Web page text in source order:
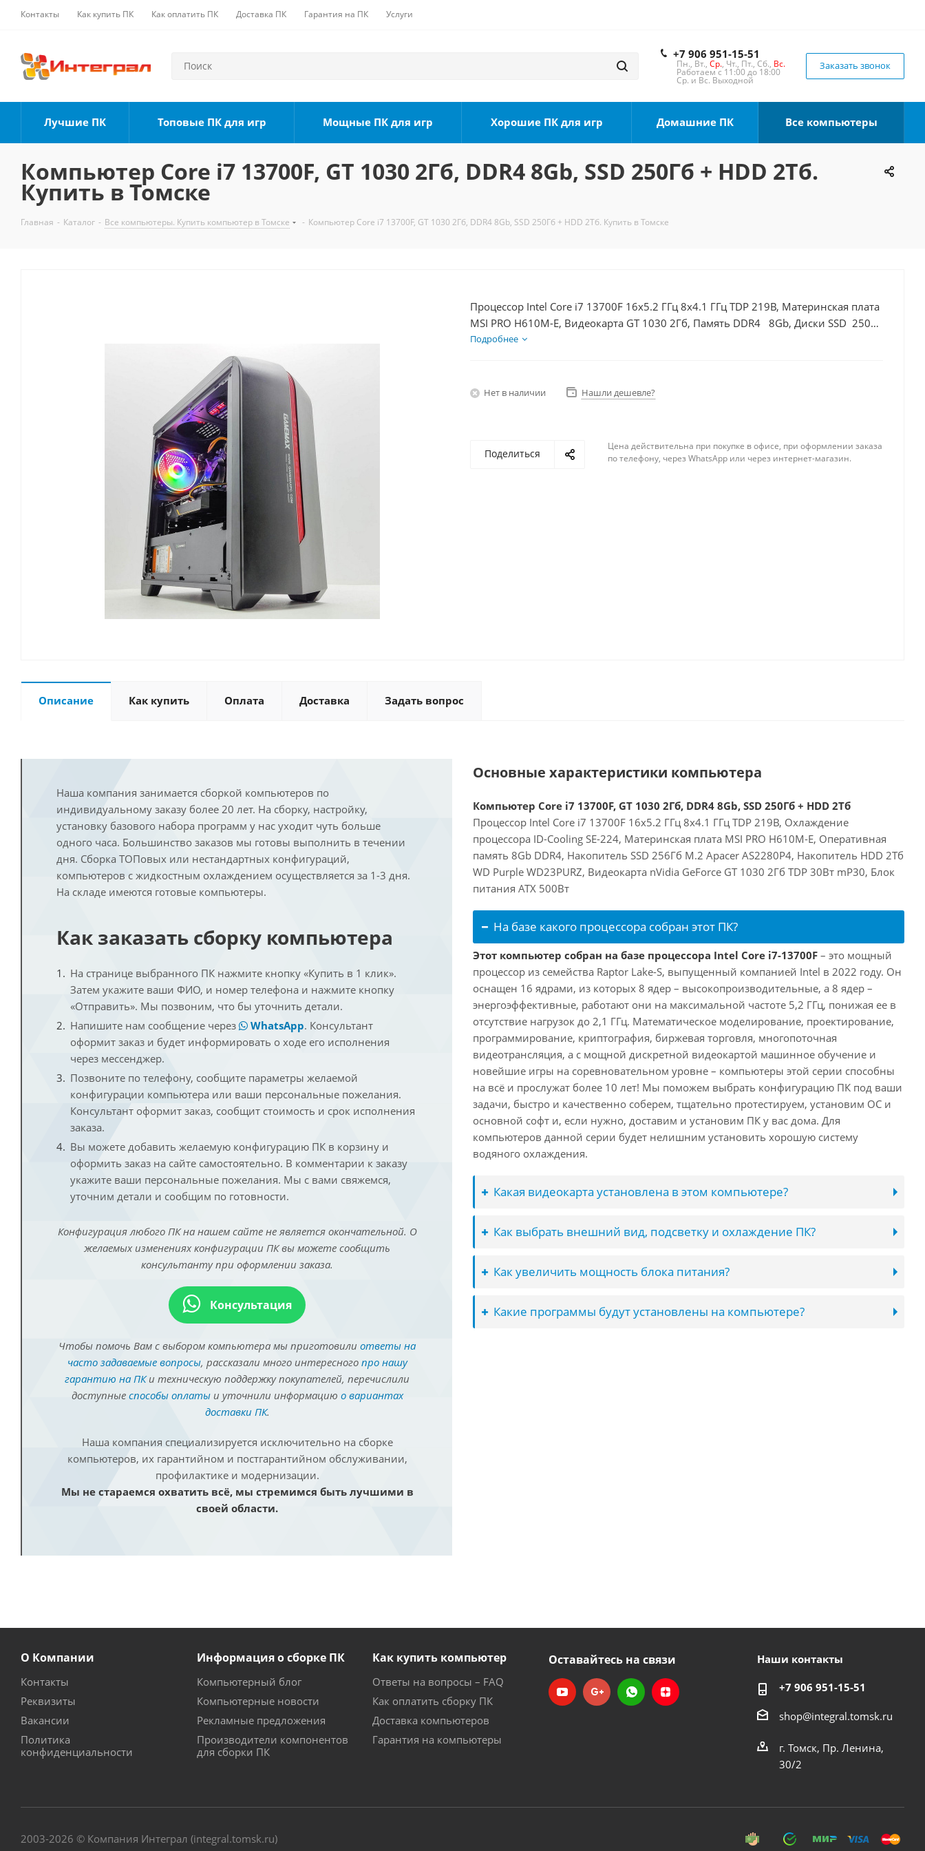
Контакты Как купить ПК Как оплатить ПК Доставка ПК Гарантия на ПК Услуги
+7 906 951-15-51
Пн., Вт., Ср., Чт., Пт., Сб., Вс.
Работаем с 11:00 до 18:00
Ср. и Вс. Выходной
Заказать звонок
Лучшие ПК Топовые ПК для игр Мощные ПК для игр Хорошие ПК для игр Домашние ПК Все компьютеры
Компьютер Core i7 13700F, GT 1030 2Гб, DDR4 8Gb, SSD 250Гб + HDD 2Тб.
Купить в Томске
Главная - Каталог - Все компьютеры. Купить компьютер в Томске - Компьютер Core i7 13700F, GT 1030 2Гб, DDR4 8Gb, SSD 250Гб + HDD 2Тб. Купить в Томске
Процессор Intel Core i7 13700F 16x5.2 ГГц 8x4.1 ГГц TDP 219В, Материнская плата
MSI PRO H610M-E, Видеокарта GT 1030 2Гб, Память DDR4 8Gb, Диски SSD 250Гб
+ HDD 2Тб, БП 500Вт
Подробнее
Нет в наличии Нашли дешевле?
Поделиться
Цена действительна при покупке в офисе, при оформлении заказа
по телефону, через WhatsApp или через интернет-магазин.
Описание Как купить Оплата Доставка Задать вопрос
Наша компания занимается сборкой компьютеров по
индивидуальному заказу более 20 лет. На сборку, настройку,
установку базового набора программ у нас уходит чуть больше
одного часа. Большинство заказов мы готовы выполнить в течении
дня. Сборка ТОПовых или нестандартных конфигураций,
компьютеров с жидкостным охлаждением осуществляется за 1-3 дня.
На складе имеются готовые компьютеры.
Как заказать сборку компьютера
На странице выбранного ПК нажмите кнопку «Купить в 1 клик».
Затем укажите ваши ФИО, и номер телефона и нажмите кнопку
«Отправить». Мы позвоним, что бы уточнить детали.
Напишите нам сообщение через
WhatsApp. Консультант
оформит заказ и будет информировать о ходе его исполнения
через мессенджер.
Позвоните по телефону, сообщите параметры желаемой
конфигурации компьютера или ваши персональные пожелания.
Консультант оформит заказ, сообщит стоимость и срок исполнения
заказа.
Вы можете добавить желаемую конфигурацию ПК в корзину и
оформить заказ на сайте самостоятельно. В комментарии к заказу
укажите ваши персональные пожелания. Мы с вами свяжемся,
уточним детали и сообщим по готовности.
Конфигурация любого ПК на нашем сайте не является окончательной. О
желаемых изменениях конфигурации ПК вы можете сообщить
консультанту при оформлении заказа.
Консультация
Чтобы помочь Вам с выбором компьютера мы приготовили ответы на
часто задаваемые вопросы, рассказали много интересного про нашу
гарантию на ПКи техническую поддержку покупателей, перечислили
доступные способы оплатыи уточнили информацию о вариантах
доставки ПК.
Наша компания специализируется исключительно на сборке
компьютеров, их гарантийном и постгарантийном обслуживании,
профилактике и модернизации.
Мы не стараемся охватить всё, мы стремимся быть лучшими в
своей области.
Основные характеристики компьютера
Компьютер Core i7 13700F, GT 1030 2Гб, DDR4 8Gb, SSD 250Гб + HDD 2Тб
Процессор Intel Core i7 13700F 16x5.2 ГГц 8x4.1 ГГц TDP 219В, Охлаждение
процессора ID-Cooling SE-224, Материнская плата MSI PRO H610M-E, Оперативная
память 8Gb DDR4, Накопитель SSD 256Гб M.2 Apacer AS2280P4, Накопитель HDD 2Тб
WD Purple WD23PURZ, Видеокарта nVidia GeForce GT 1030 2Гб TDP 30Вт mP30, Блок
питания ATX 500Вт
На базе какого процессора собран этот ПК?
Этот компьютер собран на базе процессора Intel Core i7-13700F – это мощный
процессор из семейства Raptor Lake-S, выпущенный компанией Intel в 2022 году. Он
оснащен 16 ядрами, из которых 8 ядер – высокопроизводительные, а 8 ядер –
энергоэффективные, работают они на максимальной частоте 5,2 ГГц, понижая ее в
отсутствие нагрузок до 2,1 ГГц. Математическое моделирование, проектирование,
программирование, криптография, биржевая торговля, многопоточная
видеотрансляция, а с мощной дискретной видеокартой машинное обучение и
новейшие игры на соревновательном уровне – компьютеры этой серии способны
на всё и прослужат более 10 лет! Мы поможем выбрать конфигурацию ПК под ваши
задачи, быстро и качественно соберем, тщательно протестируем, установим ОС и
основной софт и, если нужно, доставим и установим ПК у вас дома. Для
компьютеров данной серии будет нелишним установить хорошую систему
водяного охлаждения.
Какая видеокарта установлена в этом компьютере?
Как выбрать внешний вид, подсветку и охлаждение ПК?
Как увеличить мощность блока питания?
Какие программы будут установлены на компьютере?
О Компании
Контакты
Реквизиты
Вакансии
Политика
конфиденциальности
Информация о сборке ПК
Компьютерный блог
Компьютерные новости
Рекламные предложения
Производители компонентов
для сборки ПК
Как купить компьютер
Ответы на вопросы – FAQ
Как оплатить сборку ПК
Доставка компьютеров
Гарантия на компьютеры
Оставайтесь на связи Наши контакты
+7 906 951-15-51
shop@integral.tomsk.ru
г. Томск, Пр. Ленина,
30/2
2003-2026 © Компания Интеграл (integral.tomsk.ru)